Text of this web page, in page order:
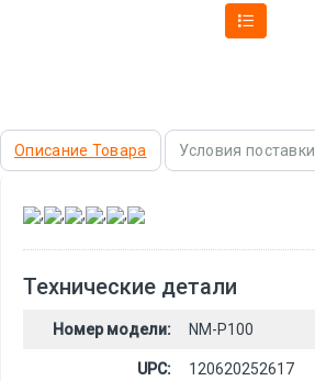
Описание Товара Условия поставки
, , , , ,
Технические детали
Номер модели: NM-P100
UPC: 120620252617